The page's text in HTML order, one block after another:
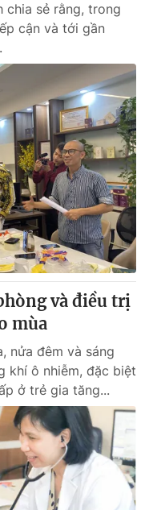
video
thao
sản
Việt
mình bằng AI
chia sẻ rằng, trong
cận và tới gần
và điều trị
mùa
nửa đêm và sáng
khí ô nhiễm, đặc biệt
ở trẻ gia tăng...